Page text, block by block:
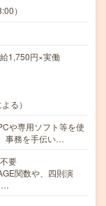
）
1,750円×実働
る）
や専用ソフト等を使
事務を手伝い…
要
関数や、四則演
…